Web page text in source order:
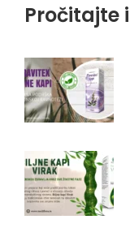
Pročitajte i